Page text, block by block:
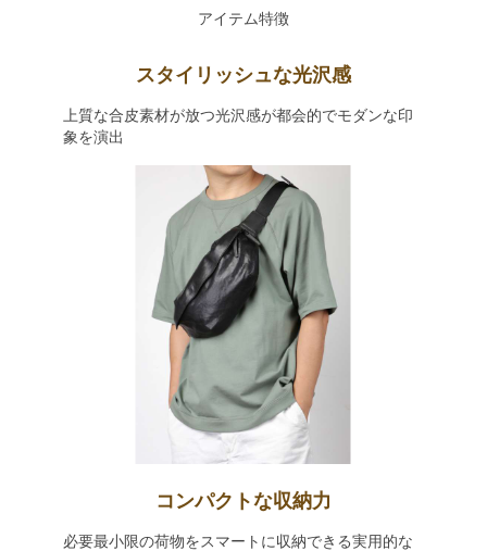
アイテム特徴
スタイリッシュな光沢感
上質な合皮素材が放つ光沢感が都会的でモダンな印
象を演出
コンパクトな収納力
必要最小限の荷物をスマートに収納できる実用的な